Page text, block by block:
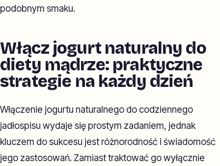
podobnym smaku.
Włącz jogurt naturalny do
diety mądrze: praktyczne
strategie na każdy dzień
Włączenie jogurtu naturalnego do codziennego
jadłospisu wydaje się prostym zadaniem, jednak
kluczem do sukcesu jest różnorodność i świadomość
jego zastosowań. Zamiast traktować go wyłącznie